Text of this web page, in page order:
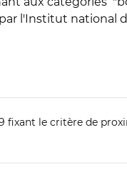
l'Institut national
fixant le critère de